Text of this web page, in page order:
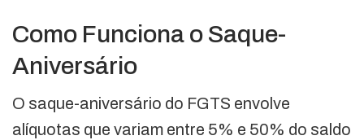
Como Funciona o Saque-
Aniversário
O saque-aniversário do FGTS envolve
alíquotas que variam entre 5% e 50% do saldo